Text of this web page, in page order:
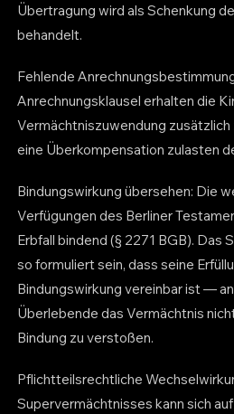
Übertragung wird als Schenkung
behandelt.
Fehlende
Anrechnungsklausel erhalten die
Vermächtniszuwendung
eine Überkompensation zulasten
Bindungswirkung übersehen: Die
Verfügungen des Berliner
Erbfall bindend (§ 2271 BGB). Das
so formuliert sein, dass seine
Bindungswirkung vereinbar ist —
Überlebende das Vermächtnis
Bindung zu verstoßen.
Pflichtteilsrechtliche
Supervermächtnisses kann sich